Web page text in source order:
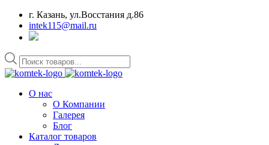
г. Казань, ул.Восстания д.86
intek115@mail.ru
Поиск
товаров
О нас
О Компании
Галерея
Блог
Каталог товаров